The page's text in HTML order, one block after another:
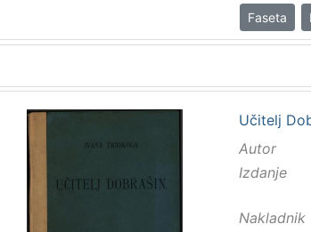
Faseta
Učitelj
Autor
Izdanje
Nakladnik